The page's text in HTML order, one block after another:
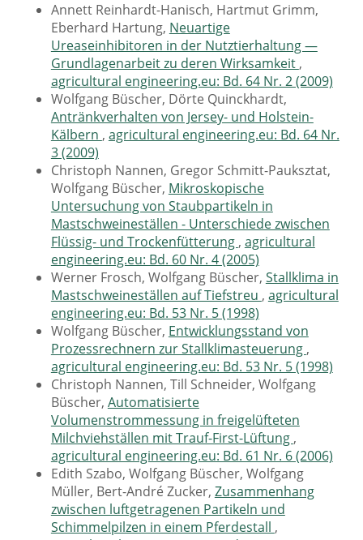
Annett Reinhardt-Hanisch, Hartmut Grimm,
Eberhard Hartung, Neuartige
Ureaseinhibitoren in der Nutztierhaltung —
Grundlagenarbeit zu deren Wirksamkeit ,
agricultural engineering.eu: Bd. 64 Nr. 2 (2009)
Wolfgang Büscher, Dörte Quinckhardt,
Antränkverhalten von Jersey- und Holstein-
Kälbern , agricultural engineering.eu: Bd. 64 Nr.
3 (2009)
Christoph Nannen, Gregor Schmitt-Pauksztat,
Wolfgang Büscher, Mikroskopische
Untersuchung von Staubpartikeln in
Mastschweineställen - Unterschiede zwischen
Flüssig- und Trockenfütterung , agricultural
engineering.eu: Bd. 60 Nr. 4 (2005)
Werner Frosch, Wolfgang Büscher, Stallklima in
Mastschweineställen auf Tiefstreu , agricultural
engineering.eu: Bd. 53 Nr. 5 (1998)
Wolfgang Büscher, Entwicklungsstand von
Prozessrechnern zur Stallklimasteuerung ,
agricultural engineering.eu: Bd. 53 Nr. 5 (1998)
Christoph Nannen, Till Schneider, Wolfgang
Büscher, Automatisierte
Volumenstrommessung in freigelüfteten
Milchviehställen mit Trauf-First-Lüftung ,
agricultural engineering.eu: Bd. 61 Nr. 6 (2006)
Edith Szabo, Wolfgang Büscher, Wolfgang
Müller, Bert-André Zucker, Zusammenhang
zwischen luftgetragenen Partikeln und
Schimmelpilzen in einem Pferdestall ,